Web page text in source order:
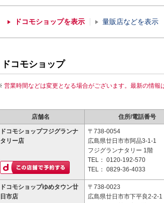
ドコモショップを表示 量販店などを表示
ドコモショップ
営業時間などは変更となる場合がございます。最新の情報
店舗名 住所/電話番号
ドコモショップフジグランナ
タリー店
〒738-0054
広島県廿日市市阿品3-1-1
フジグランナタリー 1階
TEL： 0120-192-570
TEL： 0829-36-4033
ドコモショップゆめタウン廿
日市店
〒738-0023
広島県廿日市市下平良2-2-1